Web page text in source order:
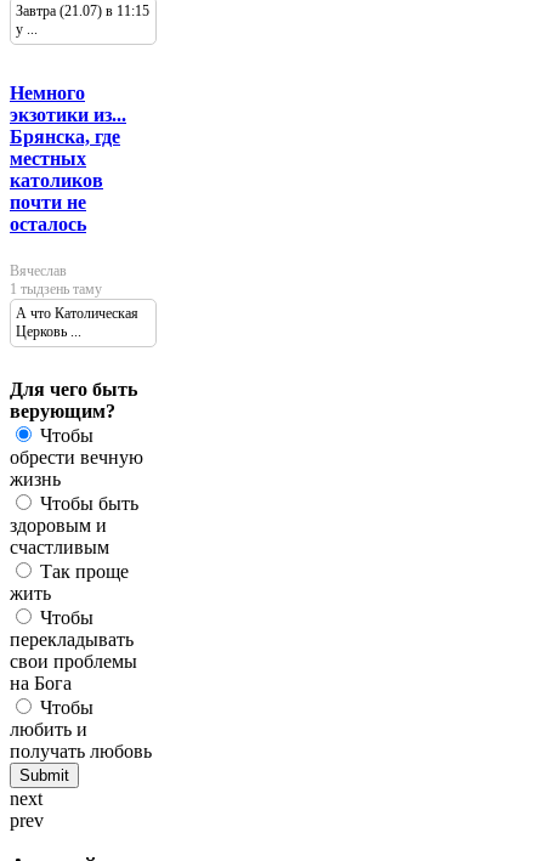
Завтра (21.07) в 11:15
у ...
Немного
экзотики из...
Брянска, где
местных
католиков
почти не
осталось
Вячеслав
1 тыдзень таму
А что Католическая
Церковь ...
Для чего быть
верующим?
Чтобы
обрести вечную
жизнь
Чтобы быть
здоровым и
счастливым
Так проще
жить
Чтобы
перекладывать
свои проблемы
на Бога
Чтобы
любить и
получать любовь
next
prev